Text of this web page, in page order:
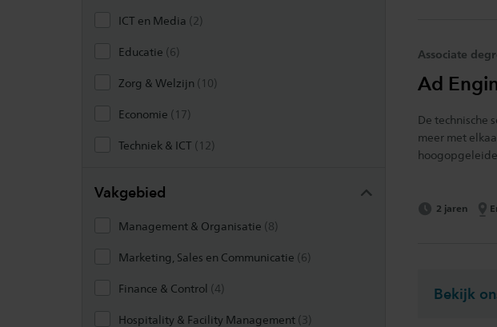
ICT en Media (2)
Educatie (6)
Zorg & Welzijn (10)
Economie (17)
Techniek & ICT (12)
Vakgebied
Management & Organisatie (8)
Marketing, Sales en Communicatie (6)
Finance & Control (4)
Hospitality & Facility Management (3)
Ad
Associate
De technische
meer met
2 jaren
Bekijk